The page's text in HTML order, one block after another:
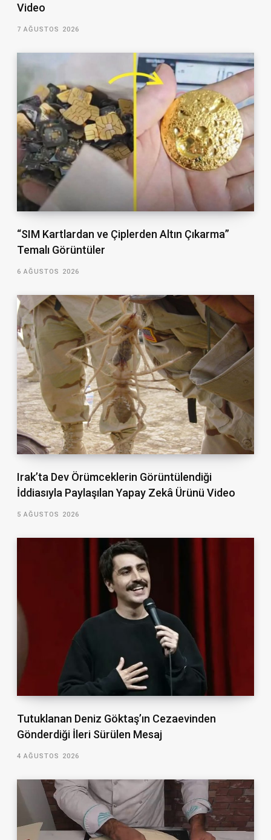
Video
7 AĞUSTOS 2026
“SIM Kartlardan ve Çiplerden Altın Çıkarma”
Temalı Görüntüler
6 AĞUSTOS 2026
Irak’ta Dev Örümceklerin Görüntülendiği
İddiasıyla Paylaşılan Yapay Zekâ Ürünü Video
5 AĞUSTOS 2026
Tutuklanan Deniz Göktaş’ın Cezaevinden
Gönderdiği İleri Sürülen Mesaj
4 AĞUSTOS 2026